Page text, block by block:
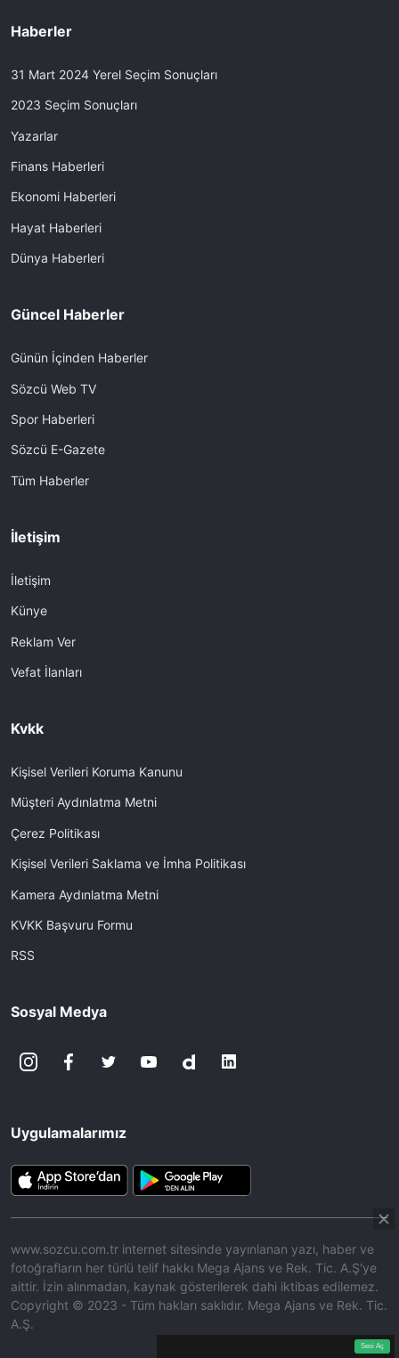
Aç
9.01%
Sesi Aç
Haberler
31 Mart 2024 Yerel Seçim Sonuçları
2023 Seçim Sonuçları
Yazarlar
Finans Haberleri
Ekonomi Haberleri
Hayat Haberleri
Dünya Haberleri
Güncel Haberler
Günün İçinden Haberler
Sözcü Web TV
Spor Haberleri
Sözcü E-Gazete
Tüm Haberler
İletişim
İletişim
Künye
Reklam Ver
Vefat İlanları
Kvkk
Kişisel Verileri Koruma Kanunu
Müşteri Aydınlatma Metni
Çerez Politikası
Kişisel Verileri Saklama ve İmha Politikası
Kamera Aydınlatma Metni
KVKK Başvuru Formu
RSS
Sosyal Medya
Uygulamalarımız
www.sozcu.com.tr internet sitesinde yayınlanan yazı, haber ve
fotoğrafların her türlü telif hakkı Mega Ajans ve Rek. Tic. A.Ş'ye
aittir. İzin alınmadan, kaynak gösterilerek dahi iktibas edilemez.
Copyright © 2023 - Tüm hakları saklıdır. Mega Ajans ve Rek. Tic.
A.Ş.